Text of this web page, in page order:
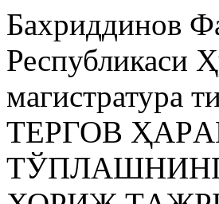
Бахриддинов
Республикаси
магистратура
ТEРГОВ